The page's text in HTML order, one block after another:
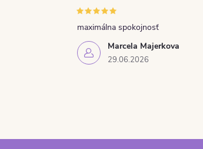
Marcela Majerkova
29.06.2026
maximálna spokojnosť